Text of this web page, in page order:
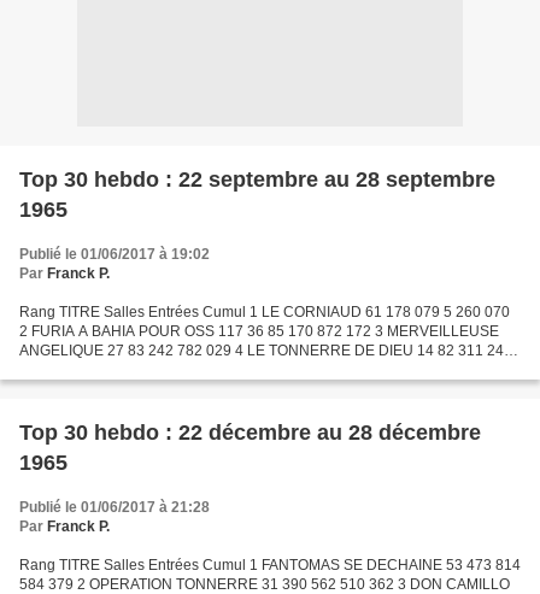
Top 30 hebdo : 22 septembre au 28 septembre
1965
Publié le 01/06/2017 à 19:02
Par Franck P.
Rang TITRE Salles Entrées Cumul 1 LE CORNIAUD 61 178 079 5 260 070
2 FURIA A BAHIA POUR OSS 117 36 85 170 872 172 3 MERVEILLEUSE
ANGELIQUE 27 83 242 782 029 4 LE TONNERRE DE DIEU 14 82 311 242
Top 30 hebdo : 22 décembre au 28 décembre
1965
Publié le 01/06/2017 à 21:28
Par Franck P.
Rang TITRE Salles Entrées Cumul 1 FANTOMAS SE DECHAINE 53 473 814
584 379 2 OPERATION TONNERRE 31 390 562 510 362 3 DON CAMILLO